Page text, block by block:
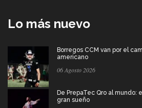
Lo más nuevo
Borregos CCM van por el
americano
06 Agosto 2026
De PrepaTec Qro al mundo:
gran sueño